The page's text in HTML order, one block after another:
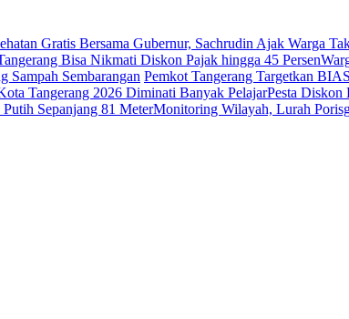
Gratis Bersama Gubernur, Sachrudin Ajak Warga
Bisa Nikmati Diskon Pajak hingga 45 Persen
Sampah Sembarangan Pemkot Tangerang Targetkan
Tangerang 2026 Diminati Banyak PelajarPesta Diskon
Sepanjang 81 MeterMonitoring Wilayah, Lurah